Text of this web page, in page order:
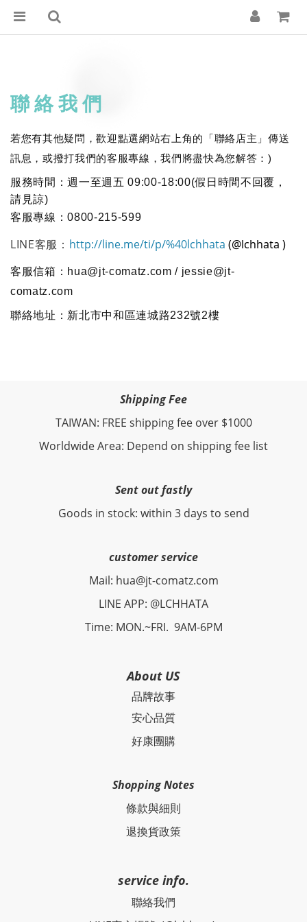
聯絡我們
若您有其他疑問，歡迎點選網站右上角的「聯絡店主」傳送
訊息，或撥打我們的客服專線，我們將盡快為您解答：)
服務時間：週一至週五 09:00-18:00(假日時間不回覆，
請見諒)
客服專線：0800-215-599
LINE客服： http://line.me/ti/p/%40lchhata (@lchhata )
客服信箱：hua@jt-comatz.com / jessie@jt-
comatz.com
聯絡地址：新北市中和區連城路232號2樓
Shipping Fee
TAIWAN: FREE shipping fee over $1000
Worldwide Area: Depend on shipping fee list
Sent out fastly
Goods in stock: within 3 days to send
customer service
Mail: hua@jt-comatz.com
LINE APP: @LCHHATA
Time: MON.~FRI. 9AM-6PM
About US
品牌故事
安心品質
好康團購
Shopping Notes
條款與細則
退換貨政策
service info.
聯絡我們